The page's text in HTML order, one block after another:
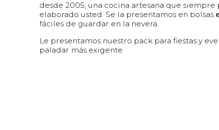
desde 2005, una cocina artesana que
elaborado usted. Se la presentamos en bolsas
fáciles de guardar en la nevera.
Le presentamos nuestro pack para fiestas y
paladar más exigente